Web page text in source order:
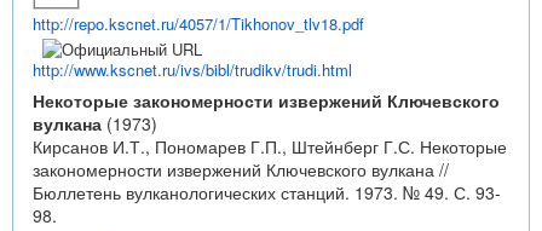
http://repo.kscnet.ru/4057/1/Tikhonov_tlv18.pdf
http://www.kscnet.ru/ivs/bibl/trudikv/trudi.html
Некоторые закономерности извержений Ключевского
вулкана (1973)
Кирсанов И.Т., Пономарев Г.П., Штейнберг Г.С. Некоторые
закономерности извержений Ключевского вулкана //
Бюллетень вулканологических станций. 1973. № 49. С. 93-
98.